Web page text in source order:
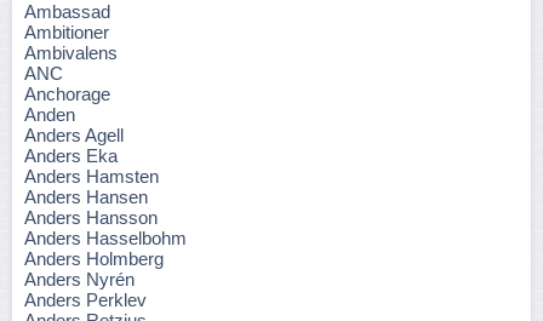
Ambassad
Ambitioner
Ambivalens
ANC
Anchorage
Anden
Anders Agell
Anders Eka
Anders Hamsten
Anders Hansen
Anders Hansson
Anders Hasselbohm
Anders Holmberg
Anders Nyrén
Anders Perklev